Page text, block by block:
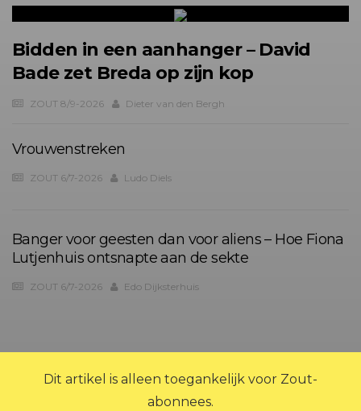
Dit artikel is alleen toegankelijk voor Zout-
abonnees.
Bidden in een aanhanger – David
Bade zet Breda op zijn kop
ZOUT 8/9-2026 Dieter van den Bergh
Vrouwenstreken
ZOUT 6/7-2026 Ludo Diels
Banger voor geesten dan voor aliens – Hoe Fiona
Lutjenhuis ontsnapte aan de sekte
ZOUT 6/7-2026 Edo Dijksterhuis